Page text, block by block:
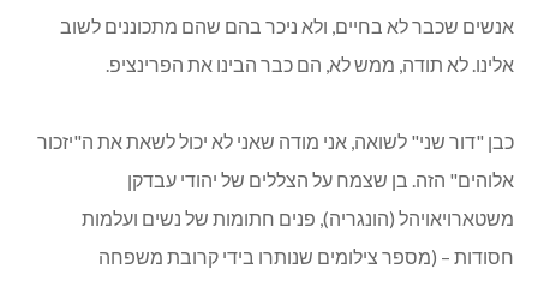
אנשים שכבר לא בחיים, ולא ניכר בהם שהם מתכוננים לשוב
אלינו. לא תודה, ממש לא, הם כבר הבינו את הפרינציפ.
כבן "דור שני" לשואה, אני מודה שאני לא יכול לשאת את ה"יזכור
אלוהים" הזה. בן שצמח על הצללים של יהודי עבדקן
משטארויאויהל (הונגריה), פנים חתומות של נשים ועלמות
חסודות – (מספר צילומים שנותרו בידי קרובת משפחה